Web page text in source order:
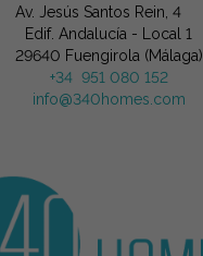
Av. Jesús Santos Rein, 4
Edif. Andalucía - Local 1
29640 Fuengirola (Málaga)
+34 951 080 152
info@340homes.com